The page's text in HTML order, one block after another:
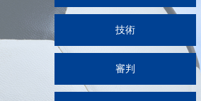
技術
審判